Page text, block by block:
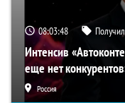
08:03:47
Интенсив
еще нет
Россия